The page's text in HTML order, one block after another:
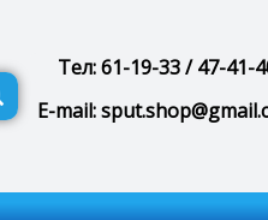
Поиск Тел: 61-19-33 / 47-41-
E-mail: